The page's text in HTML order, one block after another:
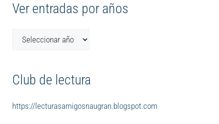
Ver entradas por años
Club de lectura
https://lecturasamigosnaugran.blogspot.com